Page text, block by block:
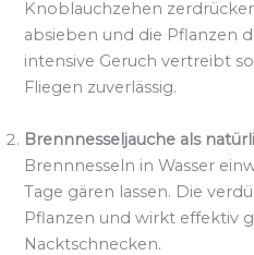
Knoblauchzehen
absieben und die Pflanzen
intensive Geruch vertreibt
Fliegen zuverlässig.
Brennnesseljauche als
Brennnesseln in Wasser
Tage gären lassen. Die
Pflanzen und wirkt effektiv
Nacktschnecken.